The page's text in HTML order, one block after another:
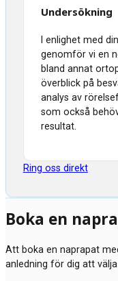
Undersökning
I enlighet med
genomför vi en
bland annat
överblick på
analys av
som också
resultat.
Ring oss direkt
Boka en
Att boka en naprapat
anledning för dig att